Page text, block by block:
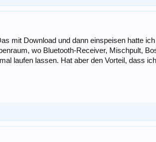
mit Download und dann einspeisen hatte
wo Bluetooth-Receiver, Mischpult,
laufen lassen. Hat aber den Vorteil, dass